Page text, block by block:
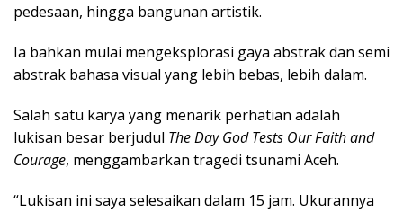
pedesaan, hingga bangunan artistik.
Ia bahkan mulai mengeksplorasi gaya abstrak dan semi
abstrak bahasa visual yang lebih bebas, lebih dalam.
Salah satu karya yang menarik perhatian adalah
lukisan besar berjudul The Day God Tests Our Faith and
Courage, menggambarkan tragedi tsunami Aceh.
“Lukisan ini saya selesaikan dalam 15 jam. Ukurannya